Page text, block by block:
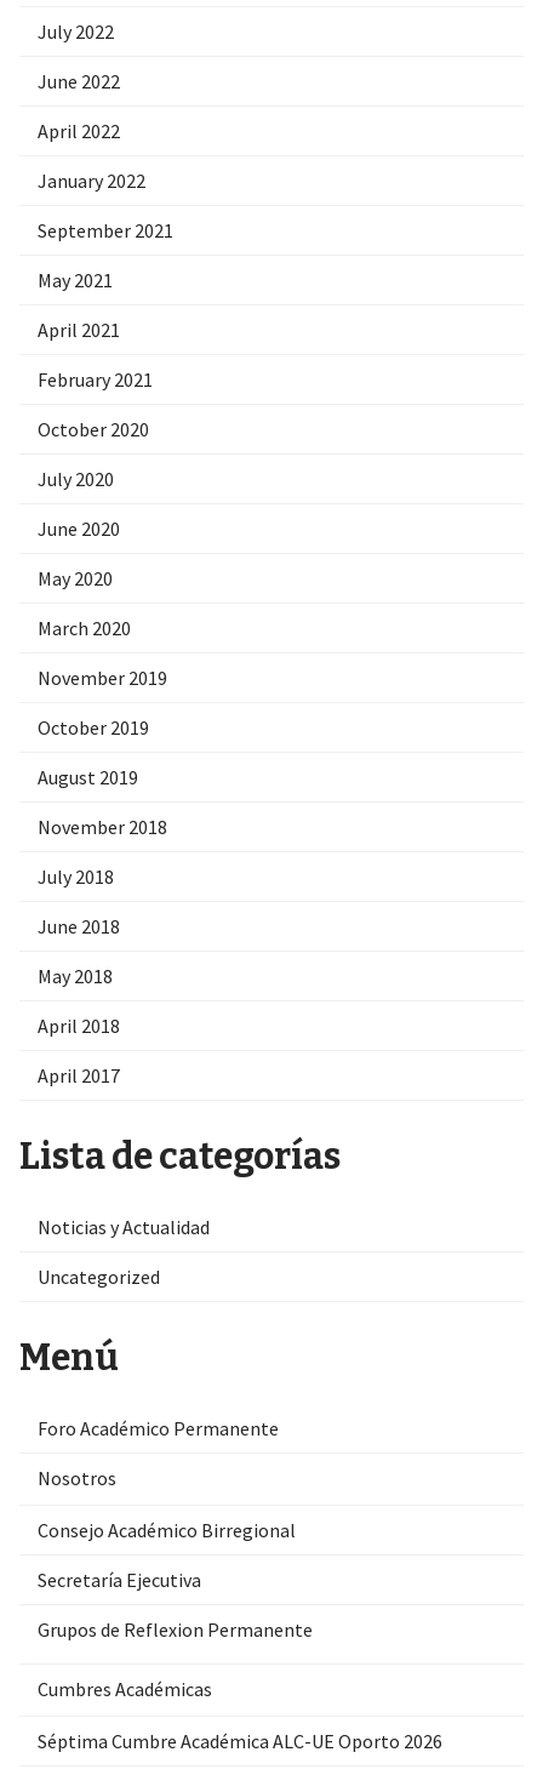
July 2022
June 2022
April 2022
January 2022
September 2021
May 2021
April 2021
February 2021
October 2020
July 2020
June 2020
May 2020
March 2020
November 2019
October 2019
August 2019
November 2018
July 2018
June 2018
May 2018
April 2018
April 2017
Lista de categorías
Noticias y Actualidad
Uncategorized
Menú
Foro Académico Permanente
Nosotros
Consejo Académico Birregional
Secretaría Ejecutiva
Grupos de Reflexion Permanente
Cumbres Académicas
Séptima Cumbre Académica ALC-UE Oporto 2026